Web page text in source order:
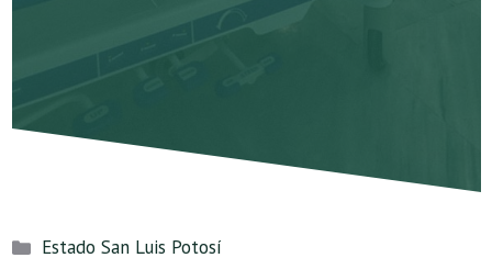
Categorías
Estado San Luis Potosí